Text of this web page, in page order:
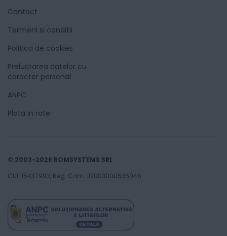
30 Lei
Contact
Termeni si conditii
Politica de cookies
Prelucrarea datelor cu
caracter personal
ANPC
Plata in rate
© 2003-2026 ROMSYSTEMS SRL
CUI: 15437993, Reg. Com. J2003000535046